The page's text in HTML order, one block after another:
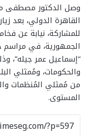
وصل الدكتور مصطفى
القاهرة الدولي، بعد
للمشاركة، نيابة عن
الجمهورية، في
“إسماعيل عمر جيله”،
والحكومات، ومُمثلي
من مُمثلي المُنظمات
المستوى.